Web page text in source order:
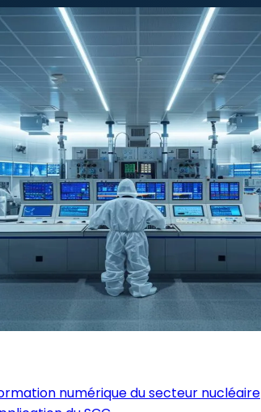
numérique du secteur nucléaire